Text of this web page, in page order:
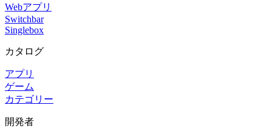
Webアプリ
Switchbar
Singlebox
カタログ
アプリ
ゲーム
カテゴリー
開発者